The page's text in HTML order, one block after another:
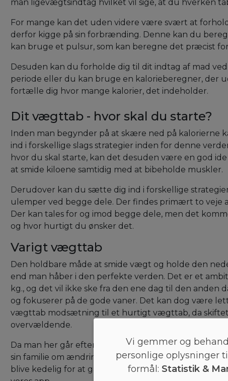
man ligevægtsindtag hvilket vil sige, at du hverken
For mange kan det uden videre være svært at
derfor kigge på sin forbrænding. Denne kan du
kan bruge et pulsur, som kan beregne det præcist
Desuden kan du forholde dig til dit indtag af mad
periode eller du kan bruge en kalorieberegner, der
fortælle dig hvor mange kalorier, det indeholder.
Dit vægttab - hvor skal du starte?
Inden man begynder på at skære ned på kalorierne
ind i forskellige slags strategier inden for denne
hvor du skal starte, kan det desuden være en god
at smide kiloene samtidig med at bibeholde muskler.
Derudover kan du sætte dig ind i forskellige
ulemper ved begge dele. Der findes primært to veje
Der kan tales for og imod begge dele, men det
og hvor hurtigt du ønsker det.
Varigt vægttab
Den holdbare måde at smide vægt og holde den
end man håber i den perfekte verden. Det er et
kg., og det vil ikke ske fra den ene dag til den anden
og fokuserer på de gode vaner. Det kan dog være
vægttab modsætning til et hurtigt vægttab, da
overvældende.
Da man her går efter en ændring i livsstil, kan det
sin familie om ændringen i, hvad der kommer på
blive kedelig for at gå hele vejen. Du kan finde god
Vi gemmer og
personlige oplysninger
formål: Statistik &